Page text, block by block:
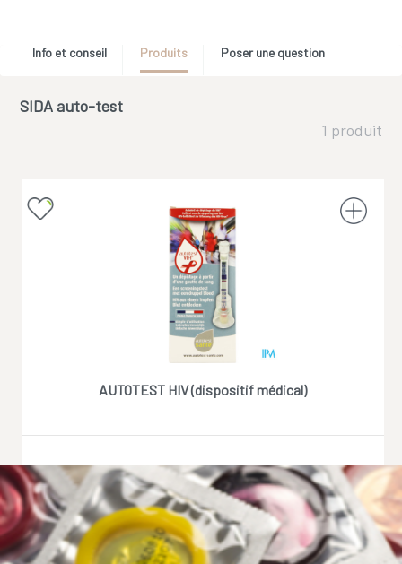
Info et conseil Produits Poser une question
SIDA auto-test
1 produit
AUTOTEST HIV (dispositif médical)
Réserver